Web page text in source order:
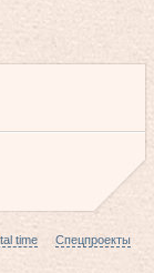
time
Спецпроекты